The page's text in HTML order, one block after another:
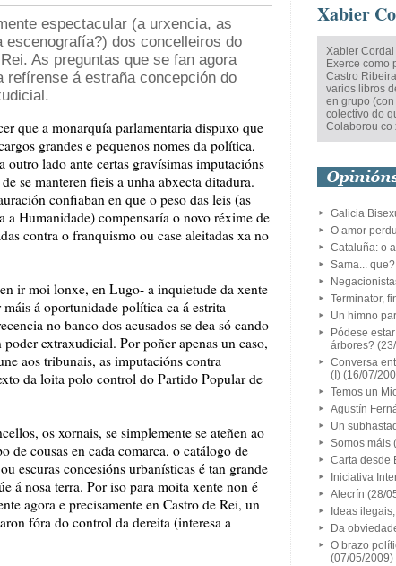
espectacular (a urxencia, as
dos concelleiros do
As preguntas que se fan agora
refírense á estraña concepción do
que a monarquía parlamentaria dispuxo que
grandes e pequenos nomes da política,
lado ante certas gravísimas imputacións
se manteren fieis a unha abxecta ditadura.
confiaban en que o peso das leis (as
Humanidade) compensaría o novo réxime de
contra o franquismo ou case aleitadas xa no
ir moi lonxe, en Lugo- a inquietude da xente
á oportunidade política ca á estrita
no banco dos acusados se dea só cando
extraxudicial. Por poñer apenas un caso,
aos tribunais, as imputacións contra
da loita polo control do Partido Popular de
os xornais, se simplemente se ateñen ao
de cousas en cada comarca, o catálogo de
escuras concesións urbanísticas é tan grande
á nosa terra. Por iso para moita xente non é
agora e precisamente en Castro de Rei, un
fóra do control da dereita (interesa a
Xabier
Xabier
Exerce como
Castro
varios libros
en grupo
colectivo do
Colaborou co
Galicia
O amor
Cataluña: o
Sama... que?
Terminator,
Un himno
Pódese
árbores?
Conversa
(I) (16/07/
Temos un
Agustín
Un
Somos máis
Carta desde
Iniciativa
Alecrín (28/
Ideas ilegais,
Da
O brazo
(07/05/2009)